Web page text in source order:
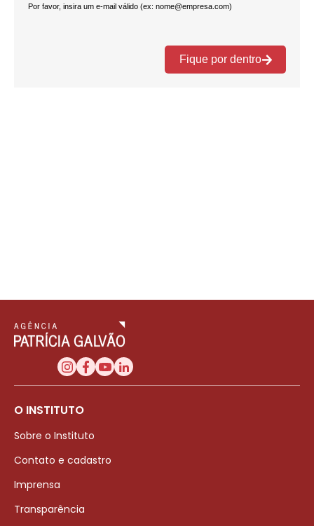
O INSTITUTO
Sobre o Instituto
Contato e cadastro
Imprensa
Transparência